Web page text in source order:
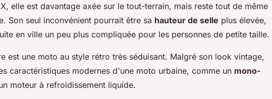
elle est davantage axée sur le tout-terrain, mais reste tout de même
Son seul inconvénient pourrait être sa hauteur de selle plus élevée,
en ville un peu plus compliquée pour les personnes de petite taille.
est une moto au style rétro très séduisant. Malgré son look vintage,
caractéristiques modernes d'une moto urbaine, comme un mono-
moteur à refroidissement liquide.